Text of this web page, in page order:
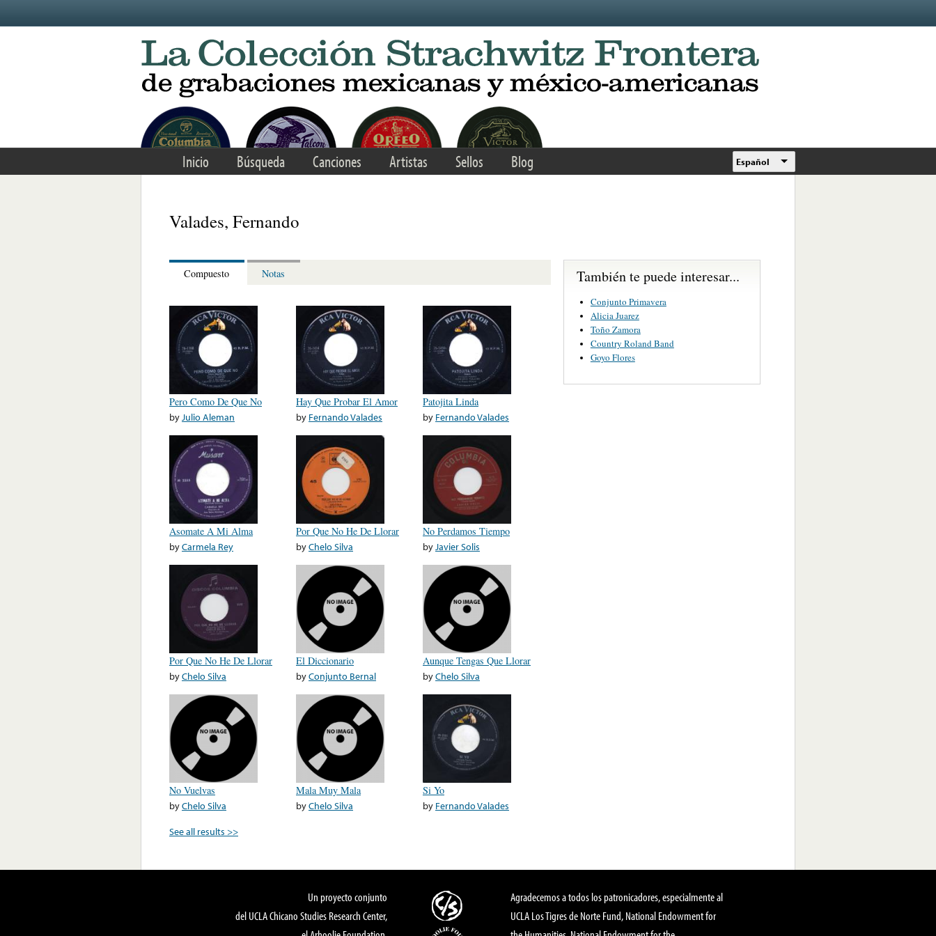
Inicio Búsqueda Canciones Artistas Sellos Blog Español
Valades, Fernando
Compuesto Notas
Pero Como De Que No
byJulio Aleman
Hay Que Probar El Amor
by Fernando Valades
Patojita Linda
by Fernando Valades
Asomate A Mi Alma
byCarmela Rey
Por Que No He De Llorar
byChelo Silva
No Perdamos Tiempo
byJavier Solis
Por Que No He De Llorar
byChelo Silva
El Diccionario
byConjunto Bernal
Aunque Tengas Que Llorar
byChelo Silva
No Vuelvas
byChelo Silva
Mala Muy Mala
byChelo Silva
Si Yo
by Fernando Valades
See all results >>
También te puede interesar...
Conjunto Primavera
Alicia Juarez
Toño Zamora
Country Roland Band
Goyo Flores
Un proyecto conjunto
del UCLA Chicano Studies Research Center,
Agradecemos a todos los patronicadores, especialmente al
UCLA Los Tigres de Norte Fund, National Endowment for